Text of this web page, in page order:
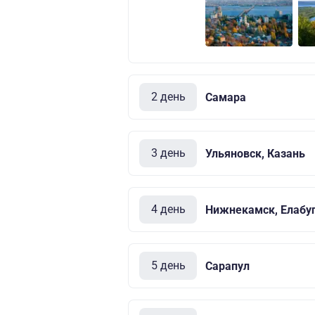
2 день Самара
3 день Ульяновск, Казань
4 день Нижнекамск,
5 день Сарапул